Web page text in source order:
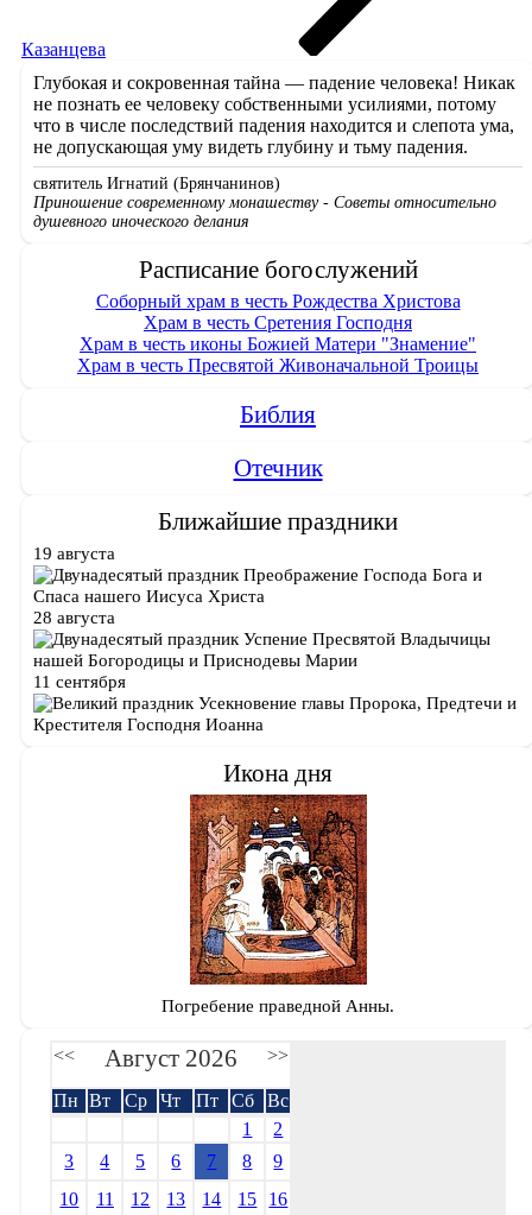
Казанцева
Глубокая и сокровенная тайна — падение человека! Никак
не познать ее человеку собственными усилиями, потому
что в числе последствий падения находится и слепота ума,
не допускающая уму видеть глубину и тьму падения.
святитель Игнатий (Брянчанинов)
Приношение современному монашеству - Советы относительно
душевного иноческого делания
Расписание богослужений
Соборный храм в честь Рождества Христова
Храм в честь Сретения Господня
Храм в честь иконы Божией Матери "Знамение"
Храм в честь Пресвятой Живоначальной Троицы
Библия
Отечник
Ближайшие праздники
19 августа
Преображение Господа Бога и
Спаса нашего Иисуса Христа
28 августа
Успение Пресвятой Владычицы
нашей Богородицы и Приснодевы Марии
11 сентября
Усекновение главы Пророка, Предтечи и
Крестителя Господня Иоанна
Икона дня
Погребение праведной Анны.
<< Август 2026 >>
Пн Вт Ср Чт Пт Сб
Вс
1
2
3
4 5 6 7 8
9
10
11 12 13 14 15
16